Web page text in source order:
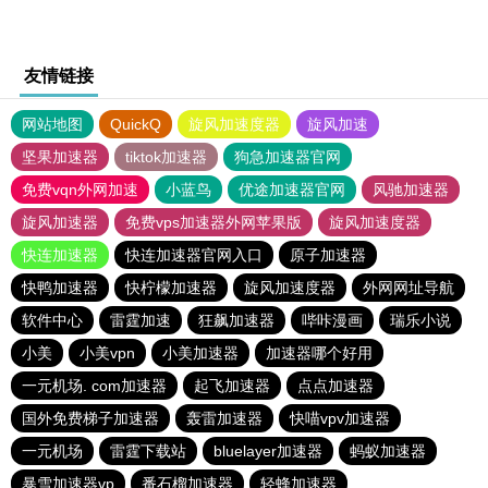
友情链接
网站地图 QuickQ 旋风加速度器
旋风加速
坚果加速器
tiktok加速器
狗急加速器官网
免费vqn外网加速
小蓝鸟 优途加速器官网
风驰加速器
旋风加速器
免费vps加速器外网苹果版
旋风加速度器
快连加速器
快连加速器官网入口
原子加速器
快鸭加速器
快柠檬加速器 旋风加速度器
外网网址导航
软件中心
雷霆加速 狂飙加速器 哔咔漫画
瑞乐小说
小美
小美vpn 小美加速器
加速器哪个好用
一元机场. com加速器
起飞加速器
点点加速器
国外免费梯子加速器
轰雷加速器
快喵vpv加速器
一元机场
雷霆下载站 bluelayer加速器
蚂蚁加速器
暴雪加速器vp
番石榴加速器 轻蜂加速器